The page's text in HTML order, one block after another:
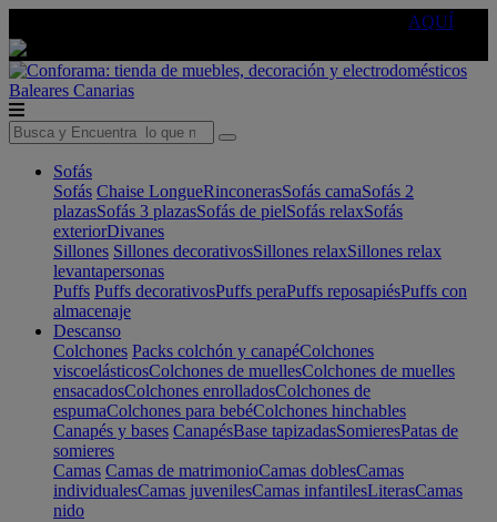
AQUÍ
Baleares Canarias
Sofás
Sofás Chaise LongueRinconerasSofás camaSofás 2
plazasSofás 3 plazasSofás de pielSofás relaxSofás
exteriorDivanes
Sillones Sillones decorativosSillones relaxSillones relax
levantapersonas
Puffs Puffs decorativosPuffs peraPuffs reposapiésPuffs con
almacenaje
Descanso
Colchones Packs colchón y canapéColchones
viscoelásticosColchones de muellesColchones de muelles
ensacadosColchones enrolladosColchones de
espumaColchones para bebéColchones hinchables
Canapés y bases CanapésBase tapizadasSomieresPatas de
somieres
Camas Camas de matrimonioCamas doblesCamas
individualesCamas juvenilesCamas infantilesLiterasCamas
nido